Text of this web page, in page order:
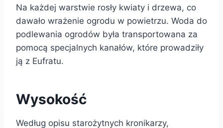
Na każdej warstwie rosły kwiaty i drzewa, co
dawało wrażenie ogrodu w powietrzu. Woda do
podlewania ogrodów była transportowana za
pomocą specjalnych kanałów, które prowadziły
ją z Eufratu.
Wysokość
Według opisu starożytnych kronikarzy,